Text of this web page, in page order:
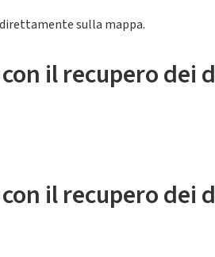
sulla mappa.
il recupero dei
il recupero dei